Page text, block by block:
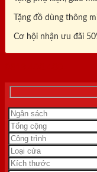
Tặng đồ dùng thông
Cơ hội nhận ưu đãi